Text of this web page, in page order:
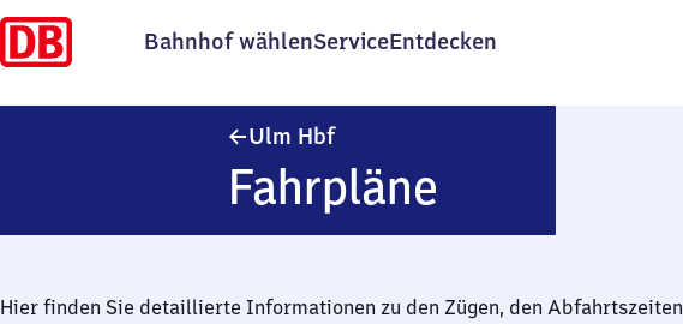
Bahnhof wählenServiceEntdecken
Ulm HbfUlm Hauptbahnhof
Fahrpläne
Hier finden Sie detaillierte Informationen zu den Zügen, den Abfahrtszeiten